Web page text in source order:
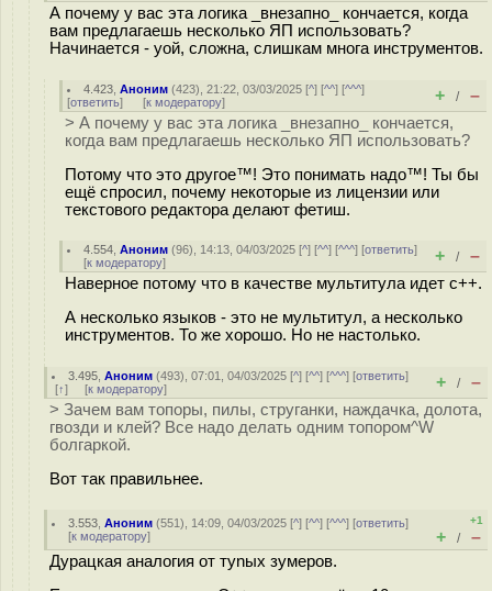
А почему у вас эта логика _внезапно_ кончается, когда
вам предлагаешь несколько ЯП использовать?
Начинается - уой, сложна, слишкам многа инструментов.
4.423 ,Аноним (423), 21:22, 03/03/2025 [^] [^^] [^^^]
[ответить] [к модератору] + / –
> А почему у вас эта логика _внезапно_ кончается,
когда вам предлагаешь несколько ЯП использовать?
Потому что это другое™! Это понимать надо™! Ты бы
ещё спросил, почему некоторые из лицензии или
текстового редактора делают фетиш.
4.554 ,Аноним (96), 14:13, 04/03/2025 [^] [^^] [^^^] [ответить]
[к модератору] + / –
Наверное потому что в качестве мультитула идет c++.
А несколько языков - это не мультитул, а несколько
инструментов. То же хорошо. Но не настолько.
3.495 ,Аноним (493), 07:01, 04/03/2025 [^] [^^] [^^^] [ответить]
[↑] [к модератору] + / –
> Зачем вам топоры, пилы, струганки, наждачка, долота,
гвозди и клей? Все надо делать одним топором^W
болгаркой.
Вот так правильнее.
3.553 ,Аноним (551), 14:09, 04/03/2025 [^] [^^] [^^^] [ответить]
[к модератору]
+1
+ / –
Дурацкая аналогия от тynых зумеров.